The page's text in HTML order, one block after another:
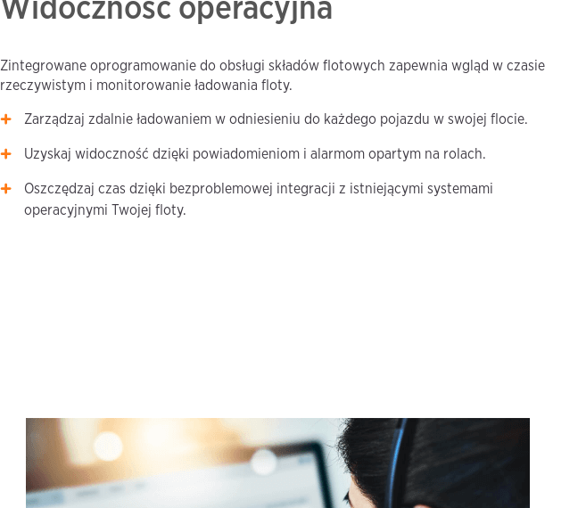
Zintegrowane oprogramowanie do obsługi składów flotowych zapewnia wgląd w czasie
rzeczywistym i monitorowanie ładowania floty.
Zarządzaj zdalnie ładowaniem w odniesieniu do każdego pojazdu w swojej flocie.
Uzyskaj widoczność dzięki powiadomieniom i alarmom opartym na rolach.
Oszczędzaj czas dzięki bezproblemowej integracji z istniejącymi systemami
operacyjnymi Twojej floty.